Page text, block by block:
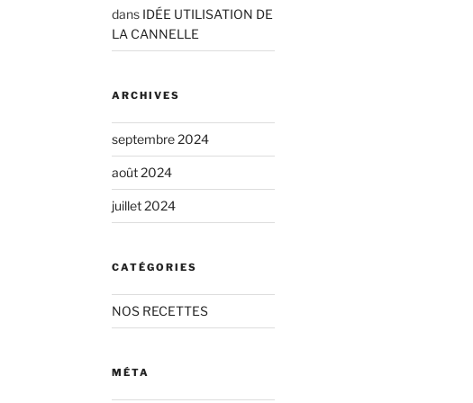
dans IDÉE UTILISATION DE
LA CANNELLE
ARCHIVES
septembre 2024
août 2024
juillet 2024
CATÉGORIES
NOS RECETTES
MÉTA